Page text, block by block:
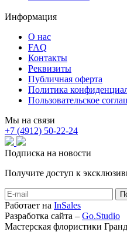
Информация
О нас
FAQ
Контакты
Реквизиты
Публичная оферта
Политика
Пользовательское
Мы на связи
+7 (4912) 50-22-24
Подписка на новости
Получите доступ к
Работает на InSales
Разработка сайта – Go.Studio
Мастерская флористики